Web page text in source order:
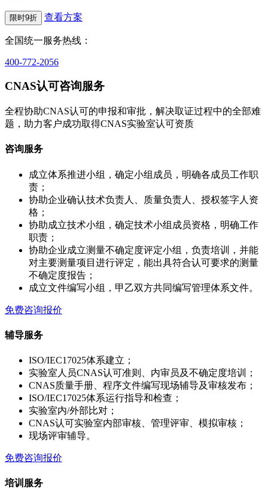
限时9折 查看方案
全国统一服务热线：
400-772-2056
CNAS认可咨询服务
全程协助CNAS认可的申报和审批，解决取证过程中的全部难
题，助力客户成功取得CNAS实验室认可资质
咨询服务
成立体系推进小组，确定小组成员，明确各成员工作职
责；
协助企业确认技术负责人、质量负责人、授权签字人资
格；
协助成立技术小组，确定技术小组成员资格，明确工作
职责；
协助企业成立测量不确定度评定小组，负责培训，并能
对主要测量项目进行评定，能出具符合认可要求的测量
不确定度报告；
成立文件编写小组，甲乙双方共同编写管理体系文件。
免费咨询报价
辅导服务
ISO/IEC17025体系建立；
实验室人员CNAS认可准则、内审员及不确定度培训；
CNAS质量手册、程序文件编写现场辅导及审核发布；
ISO/IEC17025体系运行指导和检查；
实验室内/外部比对；
CNAS认可实验室内部审核、管理评审、模拟审核；
现场评审辅导。
免费咨询报价
培训服务